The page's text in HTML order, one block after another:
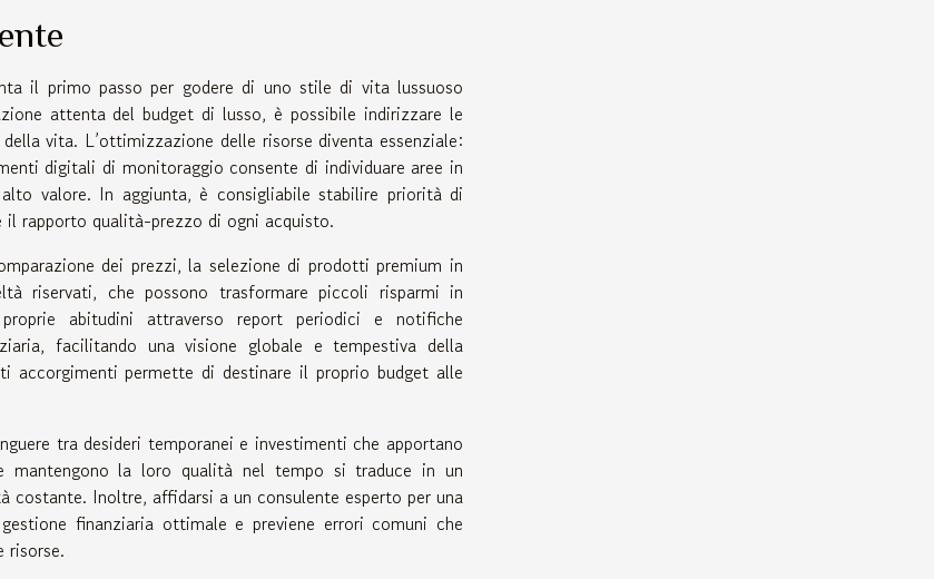
il primo passo per godere di uno stile di vita lussuoso
attenta del budget di lusso, è possibile indirizzare le
vita. L’ottimizzazione delle risorse diventa essenziale:
digitali di monitoraggio consente di individuare aree in
valore. In aggiunta, è consigliabile stabilire priorità di
rapporto qualità-prezzo di ogni acquisto.
dei prezzi, la selezione di prodotti premium in
riservati, che possono trasformare piccoli risparmi in
abitudini attraverso report periodici e notifiche
facilitando una visione globale e tempestiva della
accorgimenti permette di destinare il proprio budget alle
tra desideri temporanei e investimenti che apportano
mantengono la loro qualità nel tempo si traduce in un
costante. Inoltre, affidarsi a un consulente esperto per una
finanziaria ottimale e previene errori comuni che
risorse.